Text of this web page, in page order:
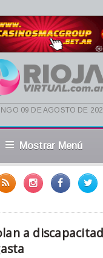
09 de agosto de
Mostrar Menú
a